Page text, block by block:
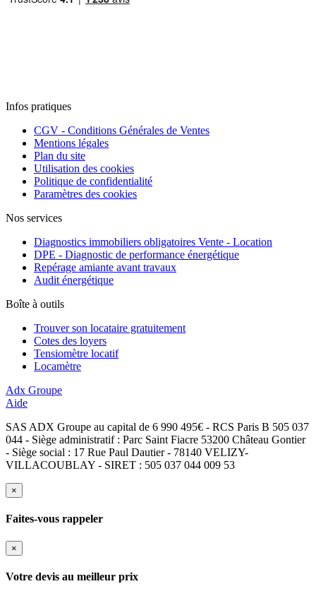
Infos pratiques
CGV - Conditions Générales de Ventes
Mentions légales
Plan du site
Utilisation des cookies
Politique de confidentialité
Paramètres des cookies
Nos services
Diagnostics immobiliers obligatoires Vente - Location
DPE - Diagnostic de performance énergétique
Repérage amiante avant travaux
Audit énergétique
Boîte à outils
Trouver son locataire gratuitement
Cotes des loyers
Tensiomètre locatif
Locamètre
Adx Groupe
Aide
SAS ADX Groupe au capital de 6 990 495€ - RCS Paris B 505 037
044 - Siège administratif : Parc Saint Fiacre 53200 Château Gontier
- Siège social : 17 Rue Paul Dautier - 78140 VELIZY-
VILLACOUBLAY - SIRET : 505 037 044 009 53
×
Faites-vous rappeler
×
Votre devis au meilleur prix